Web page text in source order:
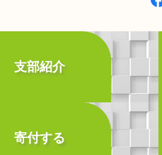
支部紹介
寄付する